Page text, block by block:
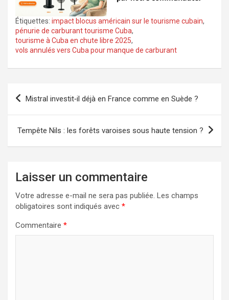
Étiquettes: impact blocus américain sur le tourisme cubain,
pénurie de carburant tourisme Cuba,
tourisme à Cuba en chute libre 2025,
vols annulés vers Cuba pour manque de carburant
Navigation
Mistral investit‑il déjà en France comme en Suède ?
Tempête Nils : les forêts varoises sous haute tension ?
Laisser un commentaire
Votre adresse e-mail ne sera pas publiée. Les champs
obligatoires sont indiqués avec *
Commentaire *